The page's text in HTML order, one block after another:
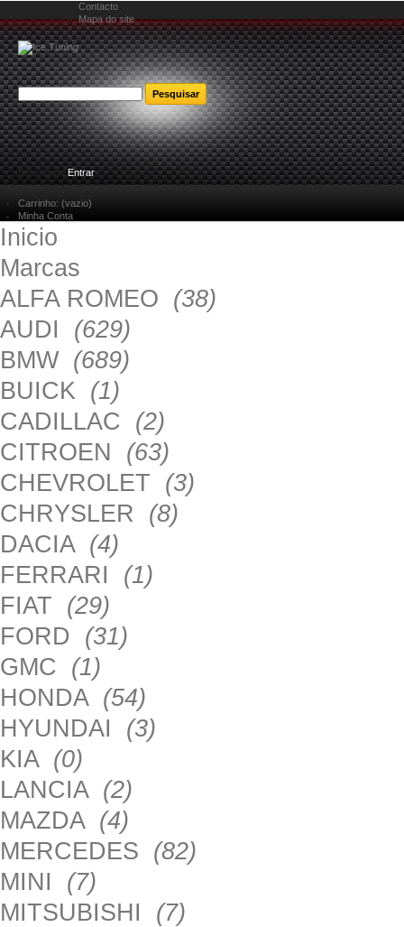
Contacto
Mapa do site
Bem-vindoEntrar
Carrinho: (vazio)
Minha Conta
Inicio
Marcas
ALFA ROMEO (38)
AUDI (629)
BMW (689)
BUICK (1)
CADILLAC (2)
CITROEN (63)
CHEVROLET (3)
CHRYSLER (8)
DACIA (4)
FERRARI (1)
FIAT (29)
FORD (31)
GMC (1)
HONDA (54)
HYUNDAI (3)
KIA (0)
LANCIA (2)
MAZDA (4)
MERCEDES (82)
MINI (7)
MITSUBISHI (7)